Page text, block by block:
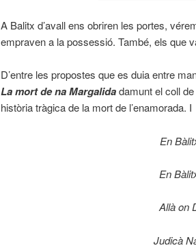
A Balitx d’avall ens obriren les portes,
empraven a la possessió. També, els que
D’entre les propostes que es duia entre
La mort de na Margalidadamunt el coll
història tràgica de la mort de l’enamorada.
En
En
Allà on
Judicà